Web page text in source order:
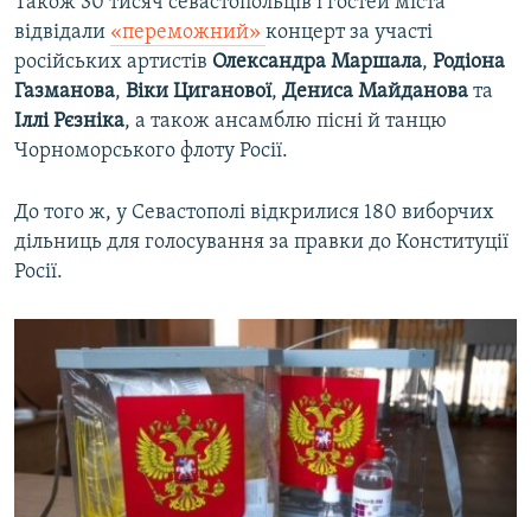
відвідали «переможний» концерт за участі
російських артистів Олександра Маршала, Родіона
Газманова, Віки Циганової, Дениса Майданова та
Іллі Рєзніка, а також ансамблю пісні й танцю
Чорноморського флоту Росії.
До того ж, у Севастополі відкрилися 180 виборчих
дільниць для голосування за правки до Конституції
Росії.